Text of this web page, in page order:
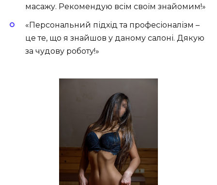
масажу. Рекомендую всім своїм знайомим!»
«Персональний підхід та професіоналізм –
це те, що я знайшов у даному салоні. Дякую
за чудову роботу!»